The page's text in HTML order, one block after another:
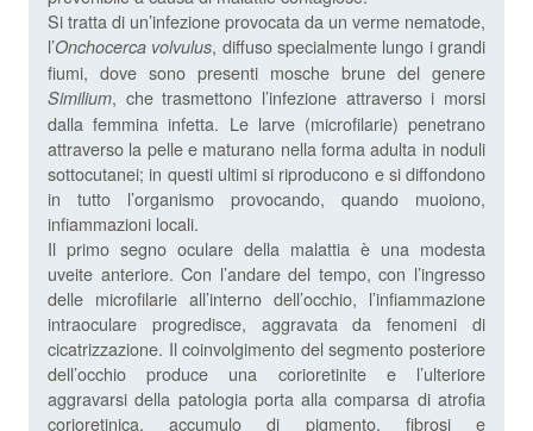
Si tratta di un’infezione provocata da un verme nematode,
l’Onchocerca volvulus, diffuso specialmente lungo i grandi
fiumi, dove sono presenti mosche brune del genere
Similium, che trasmettono l’infezione attraverso i morsi
dalla femmina infetta. Le larve (microfilarie) penetrano
attraverso la pelle e maturano nella forma adulta in noduli
sottocutanei; in questi ultimi si riproducono e si diffondono
in tutto l’organismo provocando, quando muoiono,
infiammazioni locali.
Il primo segno oculare della malattia è una modesta
uveite anteriore. Con l’andare del tempo, con l’ingresso
delle microfilarie all’interno dell’occhio, l’infiammazione
intraoculare progredisce, aggravata da fenomeni di
cicatrizzazione. Il coinvolgimento del segmento posteriore
dell’occhio produce una corioretinite e l’ulteriore
aggravarsi della patologia porta alla comparsa di atrofia
corioretinica, accumulo di pigmento, fibrosi e